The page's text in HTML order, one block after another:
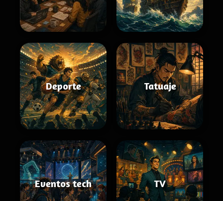
Deporte Tatuaje
Eventos tech TV